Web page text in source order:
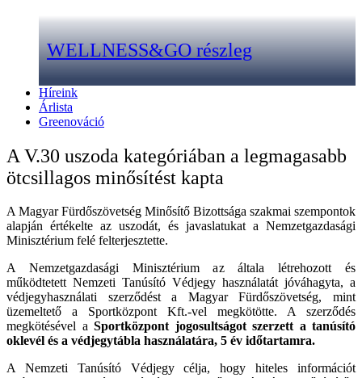
WELLNESS&GO részleg
Híreink
Árlista
Greenováció
A V.30 uszoda kategóriában a legmagasabb
ötcsillagos minősítést kapta
A Magyar Fürdőszövetség Minősítő Bizottsága szakmai szempontok
alapján értékelte az uszodát, és javaslatukat a Nemzetgazdasági
Minisztérium felé felterjesztette.
A Nemzetgazdasági Minisztérium az általa létrehozott és
működtetett Nemzeti Tanúsító Védjegy használatát jóváhagyta, a
védjegyhasználati szerződést a Magyar Fürdőszövetség, mint
üzemeltető a Sportközpont Kft.-vel megkötötte. A szerződés
megkötésével a Sportközpont jogosultságot szerzett a tanúsító
oklevél és a védjegytábla használatára, 5 év időtartamra.
A Nemzeti Tanúsító Védjegy célja, hogy hiteles információt